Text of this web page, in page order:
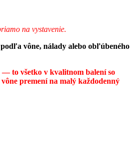
na vystavenie.
vône, nálady alebo obľúbeného
— to všetko v kvalitnom balení so
premení na malý každodenný